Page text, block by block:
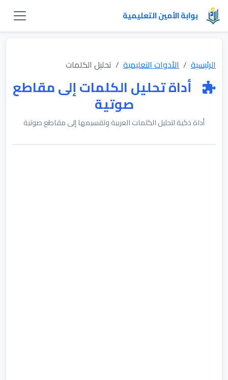
بوابة الأمين التعليمية
الرئيسية الأدوات التعليمية تحليل الكلمات
أداة تحليل الكلمات إلى مقاطع
صوتية
أداة ذكية لتحليل الكلمات العربية وتقسيمها إلى مقاطع صوتية